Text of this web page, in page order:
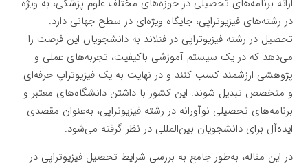
ارائه برنامه‌های تحصیلی در حوزه‌های مختلف علوم پزشکی، به ویژه
در رشته‌های فیزیوتراپی، جایگاه ویژه‌ای در سطح جهانی دارد.
تحصیل در رشته فیزیوتراپی در فنلاند به دانشجویان این فرصت را
می‌دهد که در یک سیستم آموزشی باکیفیت، تجربه‌های عملی و
پژوهشی ارزشمند کسب کنند و در نهایت به یک فیزیوتراپ حرفه‌ای
و متخصص تبدیل شوند. این کشور با داشتن دانشگاه‌های معتبر و
برنامه‌های تحصیلی نوآورانه در رشته فیزیوتراپی، به‌عنوان مقصدی
ایده‌آل برای دانشجویان بین‌المللی در نظر گرفته می‌شود.
در این مقاله، به‌طور جامع به بررسی شرایط تحصیل فیزیوتراپی در